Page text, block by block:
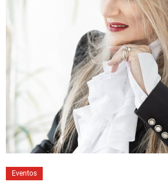
Eventos